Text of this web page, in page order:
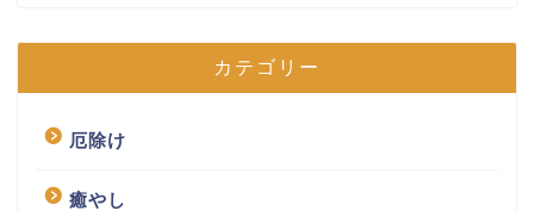
カテゴリー
厄除け
癒やし